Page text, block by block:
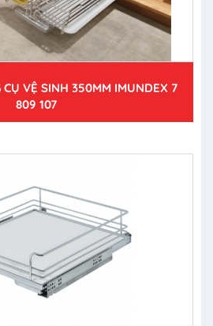
VỆ SINH 350MM IMUNDEX 7
809 107